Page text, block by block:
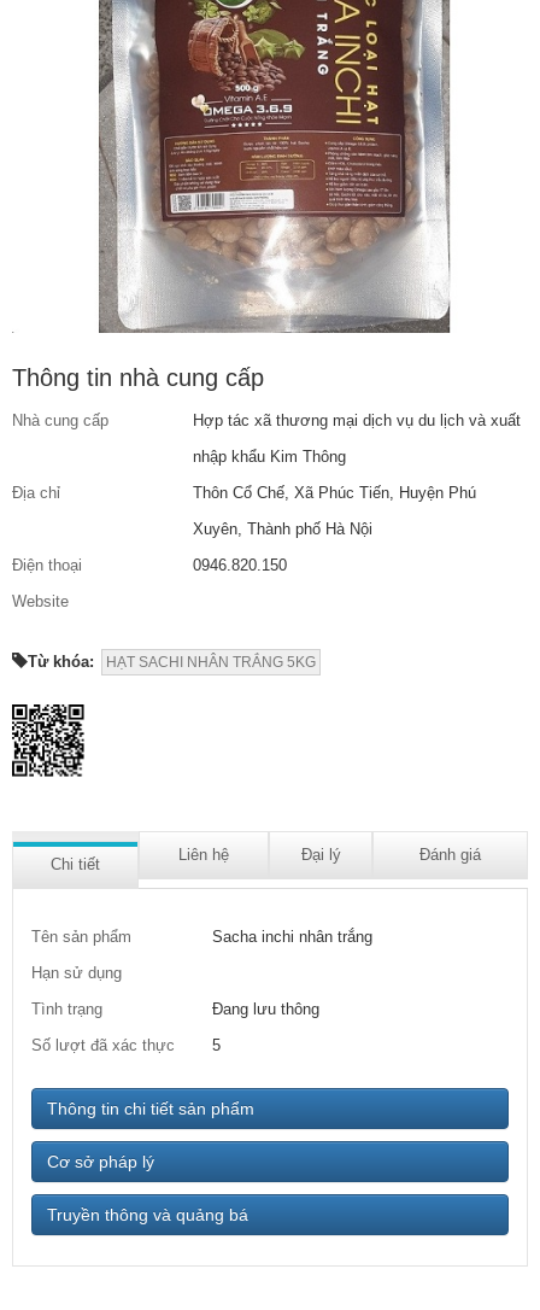
Thông tin nhà cung cấp
Nhà cung cấp
Hợp tác xã thương mại dịch vụ du lịch và xuất
nhập khẩu Kim Thông
Địa chỉ
Thôn Cổ Chế, Xã Phúc Tiến, Huyện Phú
Xuyên, Thành phố Hà Nội
Điện thoại
0946.820.150
Website
Từ khóa: HẠT SACHI NHÂN TRẮNG 5KG
Chi tiết
Liên hệ Đại lý Đánh giá
Tên sản phẩm
Sacha inchi nhân trắng
Hạn sử dụng
Tình trạng
Đang lưu thông
Số lượt đã xác thực
5
Thông tin chi tiết sản phẩm
Cơ sở pháp lý
Truyền thông và quảng bá